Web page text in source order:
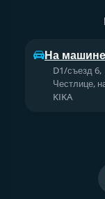
На машине
D1/съезд 6,
Честлице,
KIKA